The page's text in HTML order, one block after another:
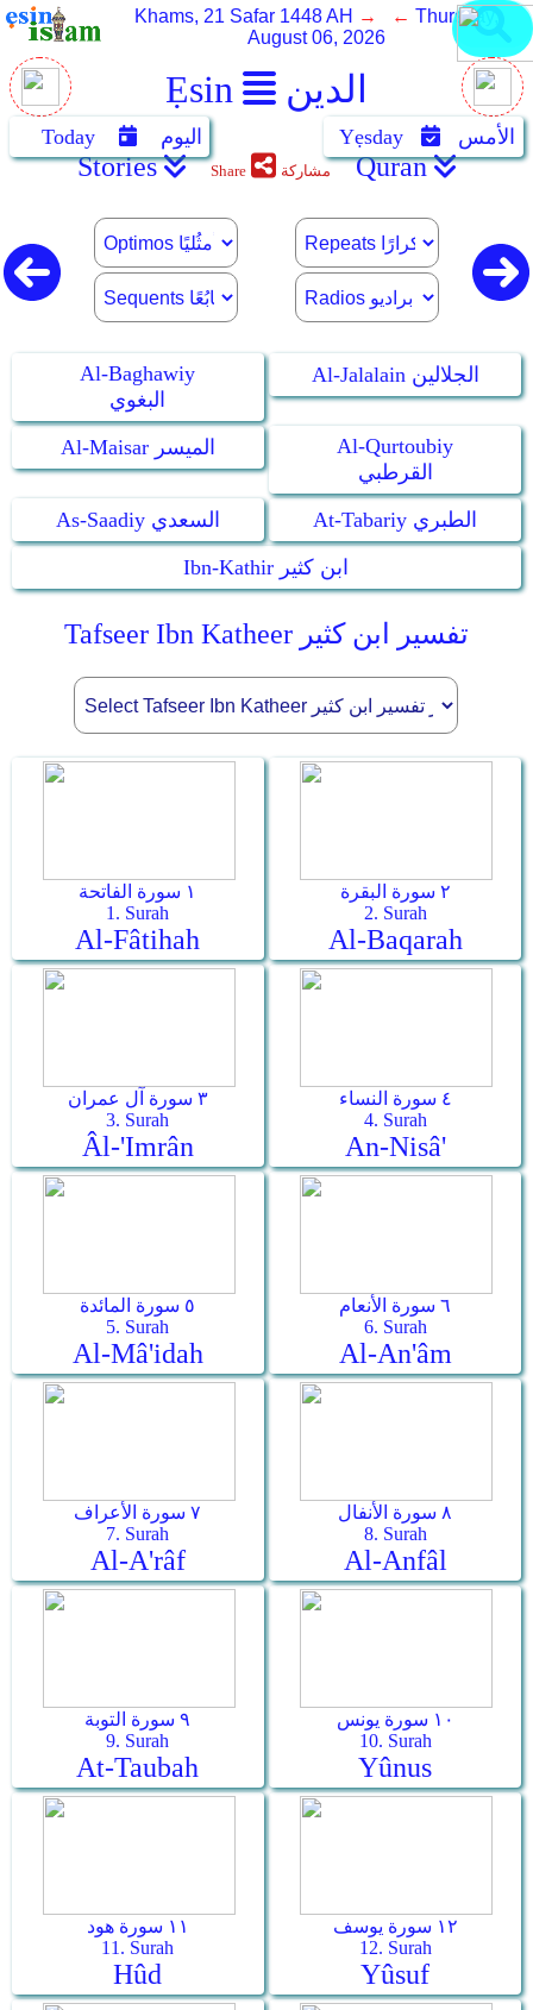
Ẹsin الدين
Khams, 21 Safar 1448 AH → ← Thursday,
August 06, 2026
Today اليوم Yẹsday الأمس
Stories Share مشاركة Quran
Al-Baghawiy
البغوي
Al-Jalalain الجلالين
Al-Maisar الميسر
Al-Qurtoubiy
القرطبي
As-Saadiy السعدي
At-Tabariy الطبري
Ibn-Kathir ابن كثير
Tafseer Ibn Katheer تفسير ابن كثير
١ سورة الفاتحة
1. Surah
Al-Fâtihah
٢ سورة البقرة
2. Surah
Al-Baqarah
٣ سورة آل عمران
3. Surah
Âl-'Imrân
٤ سورة النساء
4. Surah
An-Nisâ'
٥ سورة المائدة
5. Surah
Al-Mâ'idah
٦ سورة الأنعام
6. Surah
Al-An'âm
٧ سورة الأعراف
7. Surah
Al-A'râf
٨ سورة الأنفال
8. Surah
Al-Anfâl
٩ سورة التوبة
9. Surah
At-Taubah
١٠ سورة يونس
10. Surah
Yûnus
١١ سورة هود
11. Surah
Hûd
١٢ سورة يوسف
12. Surah
Yûsuf